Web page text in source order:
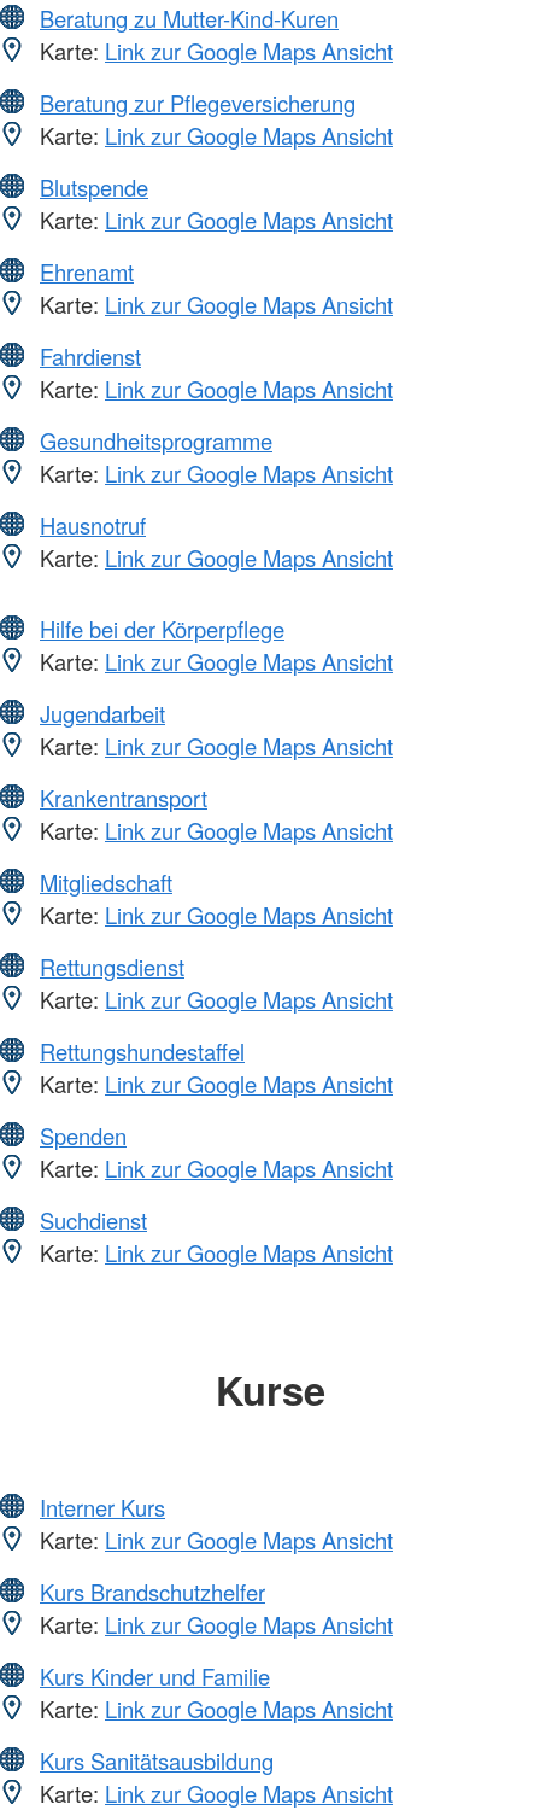
Beratung zu Mutter-Kind-Kuren
Karte: Link zur Google Maps Ansicht
Beratung zur Pflegeversicherung
Karte: Link zur Google Maps Ansicht
Blutspende
Karte: Link zur Google Maps Ansicht
Ehrenamt
Karte: Link zur Google Maps Ansicht
Fahrdienst
Karte: Link zur Google Maps Ansicht
Gesundheitsprogramme
Karte: Link zur Google Maps Ansicht
Hausnotruf
Karte: Link zur Google Maps Ansicht
Hilfe bei der Körperpflege
Karte: Link zur Google Maps Ansicht
Jugendarbeit
Karte: Link zur Google Maps Ansicht
Krankentransport
Karte: Link zur Google Maps Ansicht
Mitgliedschaft
Karte: Link zur Google Maps Ansicht
Rettungsdienst
Karte: Link zur Google Maps Ansicht
Rettungshundestaffel
Karte: Link zur Google Maps Ansicht
Spenden
Karte: Link zur Google Maps Ansicht
Suchdienst
Karte: Link zur Google Maps Ansicht
Kurse
Interner Kurs
Karte: Link zur Google Maps Ansicht
Kurs Brandschutzhelfer
Karte: Link zur Google Maps Ansicht
Kurs Kinder und Familie
Karte: Link zur Google Maps Ansicht
Kurs Sanitätsausbildung
Karte: Link zur Google Maps Ansicht